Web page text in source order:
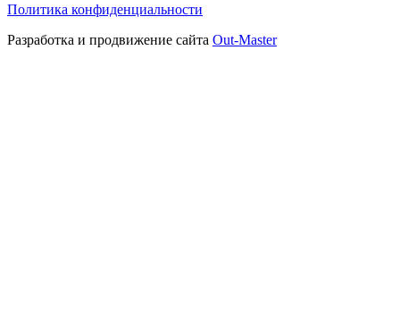
Политика конфиденциальности
Разработка и продвижение сайта Out-Master